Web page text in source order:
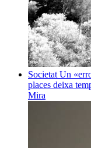
Societat Un
places deixa
Mira